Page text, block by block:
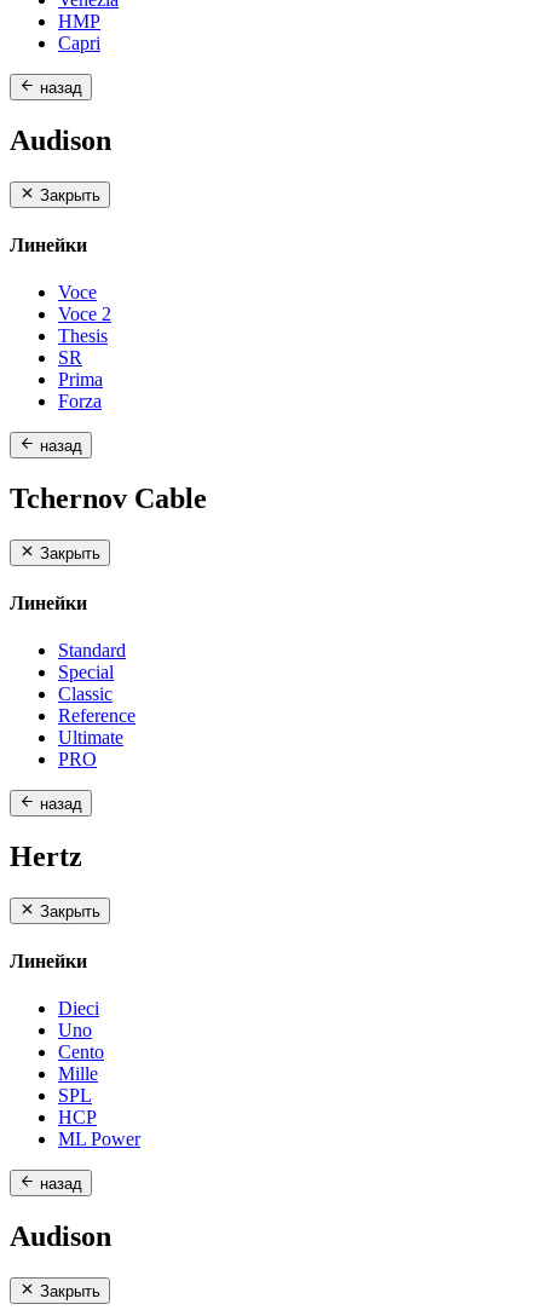
HMP
Capri
назад
Audison
Закрыть
Линейки
Voce
Voce 2
Thesis
SR
Prima
Forza
назад
Tchernov Cable
Закрыть
Линейки
Standard
Special
Classic
Reference
Ultimate
PRO
назад
Hertz
Закрыть
Линейки
Dieci
Uno
Cento
Mille
SPL
HCP
ML Power
назад
Audison
Закрыть